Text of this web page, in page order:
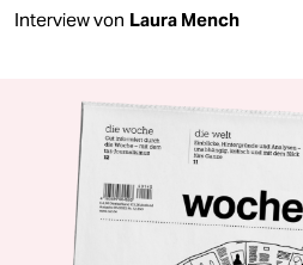
Interview von Laura Mench